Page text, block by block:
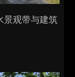
景观带与建筑